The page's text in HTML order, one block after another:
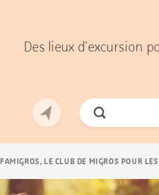
Des lieux d’excursion
Chercher
FAMIGROS, LE CLUB DE MIGROS POUR